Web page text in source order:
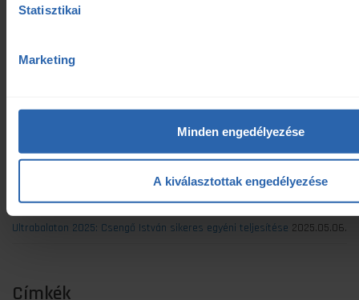
Statisztikai
Marketing
Minden engedélyezése
A kiválasztottak engedélyezése
Legújabb cikkek
Kerékpáros laktátmérés: 3 dolog, amit a klasszikus mérések figyelmen
2025.07.08.
Szenvedés vagy siker? Egy adat elárulja a maratonod kimenetelét
2025.07.07.
Ultrabalaton 2025: Csengő István sikeres egyéni teljesítése 2025.05.06.
Címkék